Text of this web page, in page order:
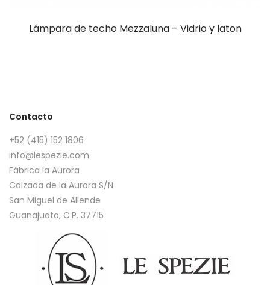
Lámpara de techo Mezzaluna – Vidrio y laton
Contacto
+52 (415) 152 1806
info@lespezie.com
Fábrica la Aurora
Calzada de la Aurora S/N
San Miguel de Allende
Guanajuato, C.P. 37715